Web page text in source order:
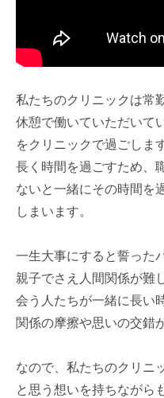
私たちのクリニックは常
休憩で働いていただいて
をクリニックで過ごしま
長く時間を過ごすため、
ないと一緒にその時間を
しまいます。
一生大事にすると誓った
親子でさえ人間関係が難
会う人たちが一緒に長い
関係の摩擦や思いの交錯
なので、私たちのクリニ
と思う想いを持ちながら